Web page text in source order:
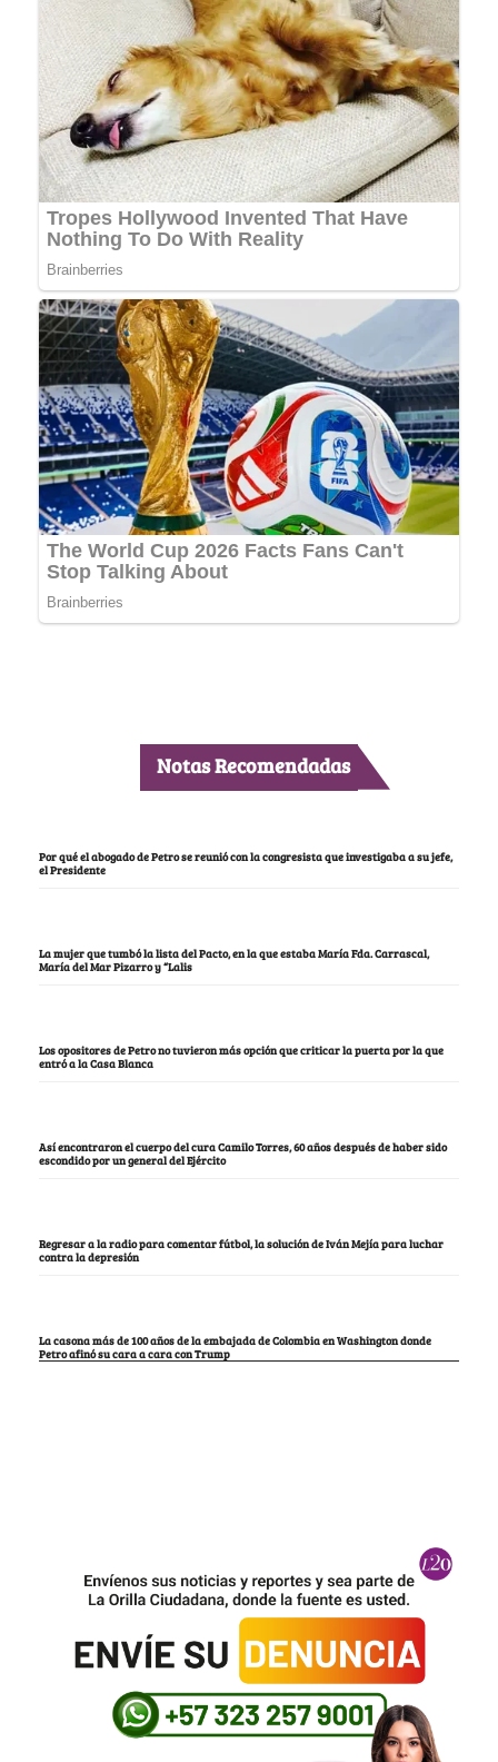
Notas Recomendadas
Por qué el abogado de Petro se reunió con la congresista que investigaba a su jefe,
el Presidente
La mujer que tumbó la lista del Pacto, en la que estaba María Fda. Carrascal,
María del Mar Pizarro y “Lalis
Los opositores de Petro no tuvieron más opción que criticar la puerta por la que
entró a la Casa Blanca
Así encontraron el cuerpo del cura Camilo Torres, 60 años después de haber sido
escondido por un general del Ejército
Regresar a la radio para comentar fútbol, la solución de Iván Mejía para luchar
contra la depresión
La casona más de 100 años de la embajada de Colombia en Washington donde
Petro afinó su cara a cara con Trump